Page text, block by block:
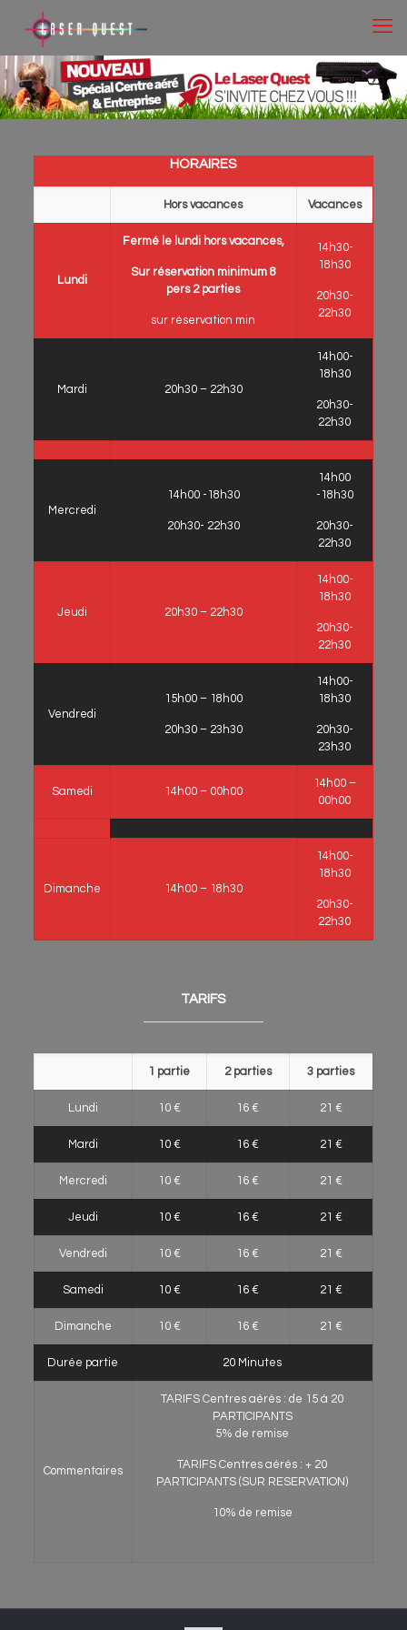
HORAIRES
Hors vacances Vacances
Lundi
Fermé le lundi hors vacances,
Sur réservation minimum 8
pers 2 parties
sur réservation min
14h30-
18h30
20h30-
22h30
Mardi 20h30 – 22h30
14h00-
18h30
20h30-
22h30
Mercredi
14h00 -18h30
20h30- 22h30
14h00
-18h30
20h30-
22h30
Jeudi 20h30 – 22h30
14h00-
18h30
20h30-
22h30
Vendredi
15h00 – 18h00
20h30 – 23h30
14h00-
18h30
20h30-
23h30
Samedi 14h00 – 00h00
14h00 –
00h00
Dimanche 14h00 – 18h30
14h00-
18h30
20h30-
22h30
TARIFS
1 partie 2 parties 3 parties
Lundi 10 € 16 € 21 €
Mardi 10 € 16 € 21 €
Mercredi 10 € 16 € 21 €
Jeudi 10 € 16 € 21 €
Vendredi 10 € 16 € 21 €
Samedi 10 € 16 € 21 €
Dimanche 10 € 16 € 21 €
Durée partie 20 Minutes
Commentaires
TARIFS Centres aérés : de 15 à 20
PARTICIPANTS
5% de remise
TARIFS Centres aérés : + 20
PARTICIPANTS (SUR RESERVATION)
10% de remise